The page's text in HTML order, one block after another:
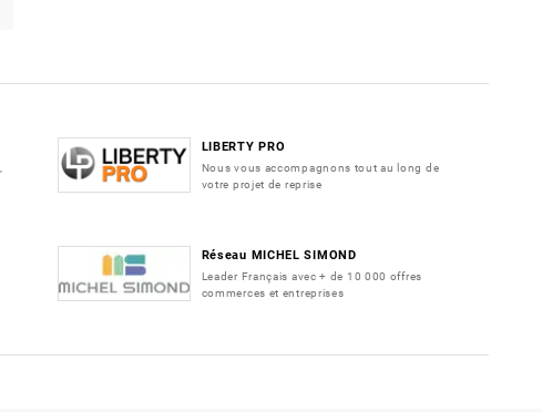
LIBERTY PRO
Nous vous accompagnons tout au long de
votre projet de reprise
Réseau MICHEL SIMOND
Leader Français avec + de 10 000 offres
commerces et entreprises